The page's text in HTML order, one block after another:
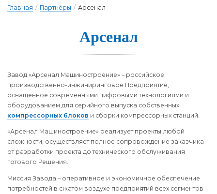
Главная / Партнёры / Арсенал
Ар­се­нал
Завод «Арсенал Машиностроение» – российское
производственно-инжиниринговое Предприятие,
оснащенное современными цифровыми технологиями и
оборудованием для серийного выпуска собственных
компрессорных блоков и сборки компрессорных станций.
«Арсенал Машиностроение» реализует проекты любой
сложности, осуществляет полное сопровождение заказчика
от разработки проекта до технического обслуживания
готового Решения.
Миссия Завода – оперативное и экономичное обеспечение
потребностей в сжатом воздухе предприятий всех сегментов